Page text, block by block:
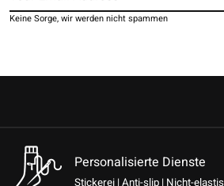
Keine Sorge, wir werden nicht spammen
Personalisierte Dienste
Stickerei | Anti-slip | Nicht-